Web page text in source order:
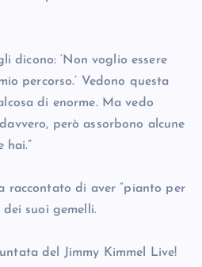
dicono: ‘Non voglio essere
percorso.’ Vedono questa
di enorme. Ma vedo
però assorbono alcune
hai.”
raccontato di aver “pianto per
suoi gemelli.
del Jimmy Kimmel Live!